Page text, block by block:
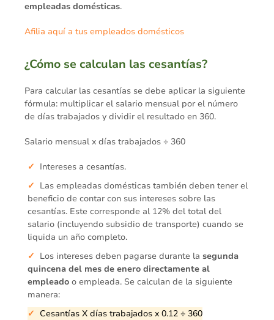
empleadas domésticas.
Afilia aquí a tus empleados domésticos
¿Cómo se calculan las cesantías?
Para calcular las cesantías se debe aplicar la siguiente
fórmula: multiplicar el salario mensual por el número
de días trabajados y dividir el resultado en 360.
Salario mensual x días trabajados ÷ 360
Intereses a cesantías.
Las empleadas domésticas también deben tener el
beneficio de contar con sus intereses sobre las
cesantías. Este corresponde al 12% del total del
salario (incluyendo subsidio de transporte) cuando se
liquida un año completo.
Los intereses deben pagarse durante la segunda
quincena del mes de enero directamente al
empleado o empleada. Se calculan de la siguiente
manera:
Cesantías X días trabajados x 0.12 ÷ 360